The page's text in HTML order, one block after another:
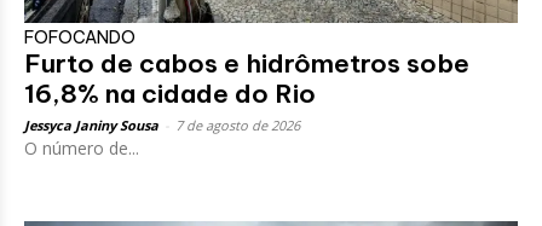
FOFOCANDO
Furto de cabos e hidrômetros sobe
16,8% na cidade do Rio
Jessyca Janiny Sousa 7 de agosto de 2026
O número de...